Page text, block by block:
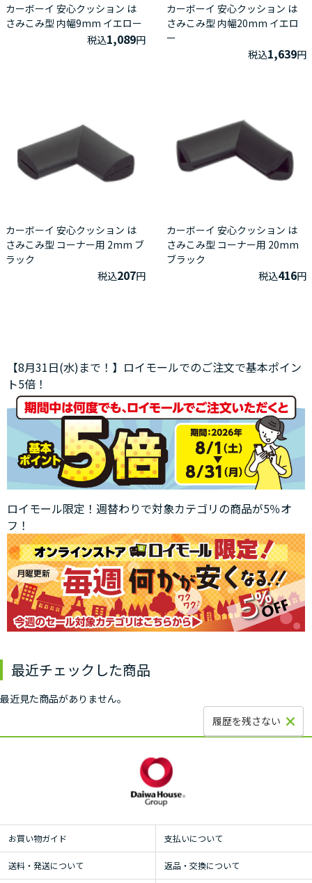
カーボーイ 安心クッション は
さみこみ型 内幅9mm イエロー
税込1,089円
カーボーイ 安心クッション は
さみこみ型 内幅20mm イエロ
ー
税込1,639円
カーボーイ 安心クッション は
さみこみ型 コーナー用 2mm ブ
ラック
税込207円
カーボーイ 安心クッション は
さみこみ型 コーナー用 20mm
ブラック
税込416円
【8月31日(水)まで！】ロイモールでのご注文で基本ポイン
ト5倍！
ロイモール限定！週替わりで対象カテゴリの商品が5％オ
フ！
最近チェックした商品
最近見た商品がありません。
履歴を残さない
お買い物ガイド 支払いについて
送料・発送について 返品・交換について